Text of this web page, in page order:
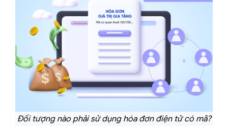
Đối tượng nào phải sử dụng hóa đơn điện tử có mã?